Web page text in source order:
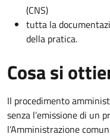
(CNS)
tutta la
della pratica.
Cosa si
Il procedimento
senza l’emissione di un
l’Amministrazione